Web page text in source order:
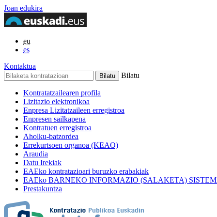
Joan edukira
eu
es
Kontaktua
Bilatu
Kontratatzailearen profila
Lizitazio elektronikoa
Enpresa Lizitatzaileen erregistroa
Enpresen sailkapena
Kontratuen erregistroa
Aholku-batzordea
Errekurtsoen organoa (KEAO)
Araudia
Datu Irekiak
EAEko kontratazioari buruzko erabakiak
EAEko BARNEKO INFORMAZIO (SALAKETA)
Prestakuntza